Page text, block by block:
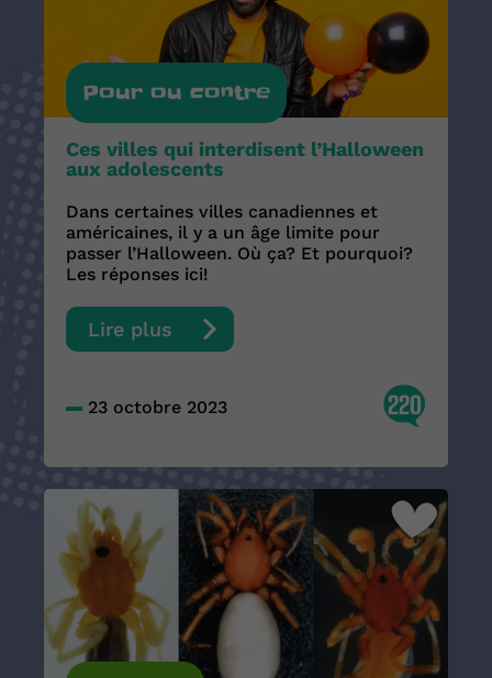
Pour ou contre
Ces villes qui interdisent l’Halloween
aux adolescents
Dans certaines villes canadiennes et
américaines, il y a un âge limite pour
passer l’Halloween. Où ça? Et pourquoi?
Les réponses ici!
Lire plus
23 octobre 2023 220